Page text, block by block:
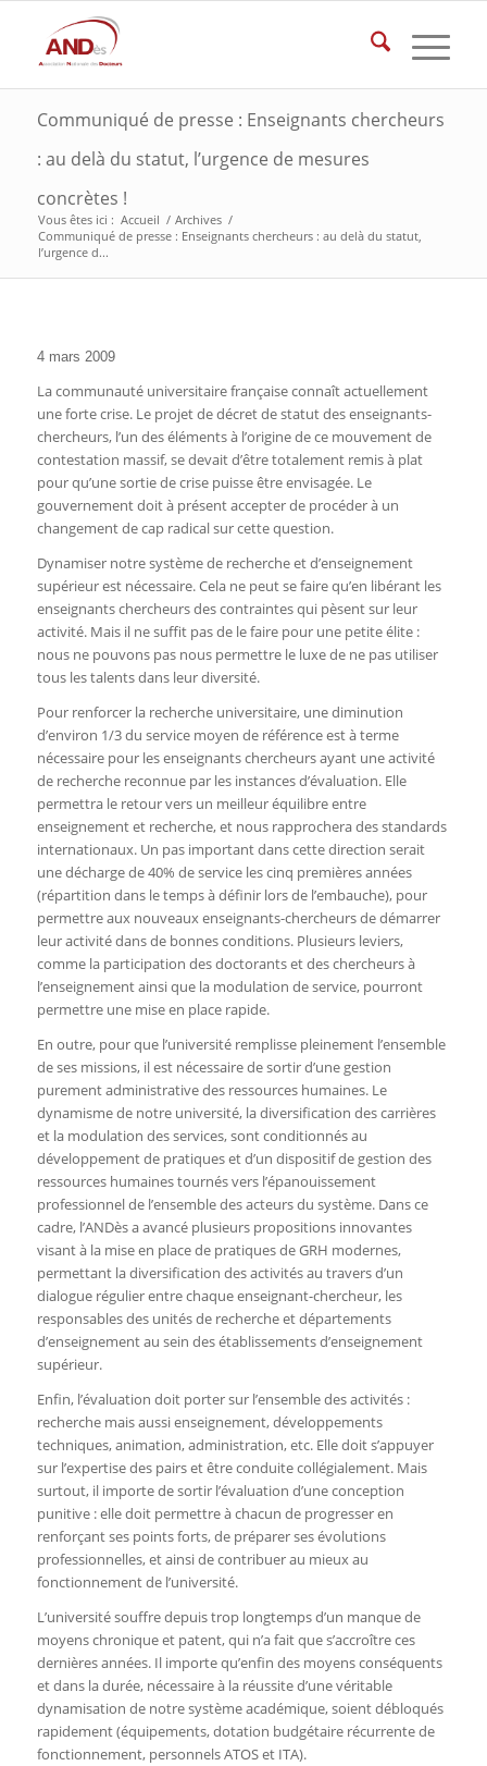
Communiqué de presse : Enseignants chercheurs
: au delà du statut, l’urgence de mesures
concrètes !
Vous êtes ici : Accueil / Archives /
Communiqué de presse : Enseignants chercheurs : au delà du statut,
l’urgence d...
4 mars 2009
La communauté universitaire française connaît actuellement
une forte crise. Le projet de décret de statut des enseignants-
chercheurs, l’un des éléments à l’origine de ce mouvement de
contestation massif, se devait d’être totalement remis à plat
pour qu’une sortie de crise puisse être envisagée. Le
gouvernement doit à présent accepter de procéder à un
changement de cap radical sur cette question.
Dynamiser notre système de recherche et d’enseignement
supérieur est nécessaire. Cela ne peut se faire qu’en libérant les
enseignants chercheurs des contraintes qui pèsent sur leur
activité. Mais il ne suffit pas de le faire pour une petite élite :
nous ne pouvons pas nous permettre le luxe de ne pas utiliser
tous les talents dans leur diversité.
Pour renforcer la recherche universitaire, une diminution
d’environ 1/3 du service moyen de référence est à terme
nécessaire pour les enseignants chercheurs ayant une activité
de recherche reconnue par les instances d’évaluation. Elle
permettra le retour vers un meilleur équilibre entre
enseignement et recherche, et nous rapprochera des standards
internationaux. Un pas important dans cette direction serait
une décharge de 40% de service les cinq premières années
(répartition dans le temps à définir lors de l’embauche), pour
permettre aux nouveaux enseignants-chercheurs de démarrer
leur activité dans de bonnes conditions. Plusieurs leviers,
comme la participation des doctorants et des chercheurs à
l’enseignement ainsi que la modulation de service, pourront
permettre une mise en place rapide.
En outre, pour que l’université remplisse pleinement l’ensemble
de ses missions, il est nécessaire de sortir d’une gestion
purement administrative des ressources humaines. Le
dynamisme de notre université, la diversification des carrières
et la modulation des services, sont conditionnés au
développement de pratiques et d’un dispositif de gestion des
ressources humaines tournés vers l’épanouissement
professionnel de l’ensemble des acteurs du système. Dans ce
cadre, l’ANDès a avancé plusieurs propositions innovantes
visant à la mise en place de pratiques de GRH modernes,
permettant la diversification des activités au travers d’un
dialogue régulier entre chaque enseignant-chercheur, les
responsables des unités de recherche et départements
d’enseignement au sein des établissements d’enseignement
supérieur.
Enfin, l’évaluation doit porter sur l’ensemble des activités :
recherche mais aussi enseignement, développements
techniques, animation, administration, etc. Elle doit s’appuyer
sur l’expertise des pairs et être conduite collégialement. Mais
surtout, il importe de sortir l’évaluation d’une conception
punitive : elle doit permettre à chacun de progresser en
renforçant ses points forts, de préparer ses évolutions
professionnelles, et ainsi de contribuer au mieux au
fonctionnement de l’université.
L’université souffre depuis trop longtemps d’un manque de
moyens chronique et patent, qui n’a fait que s’accroître ces
dernières années. Il importe qu’enfin des moyens conséquents
et dans la durée, nécessaire à la réussite d’une véritable
dynamisation de notre système académique, soient débloqués
rapidement (équipements, dotation budgétaire récurrente de
fonctionnement, personnels ATOS et ITA).